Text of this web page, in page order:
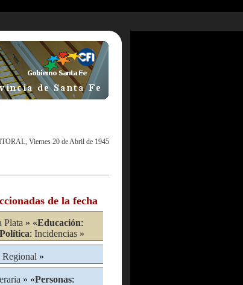
Viernes 20 de Abril de 1945
de la fecha
Plata » «Educación:
Política: Incidencias »
»
» «Personas: